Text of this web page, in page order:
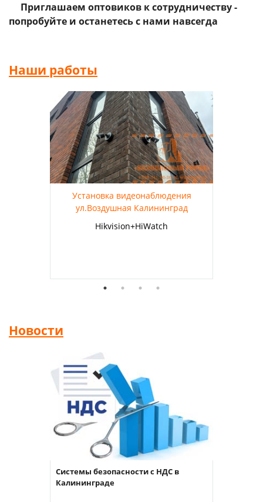
Приглашаем оптовиков к сотрудничеству -
попробуйте и останетесь с нами навсегда
Наши работы
Установка видеонаблюдения
ул.Воздушная Калининград
Hikvision+HiWatch
Новости
Системы безопасности с НДС в
Калининграде